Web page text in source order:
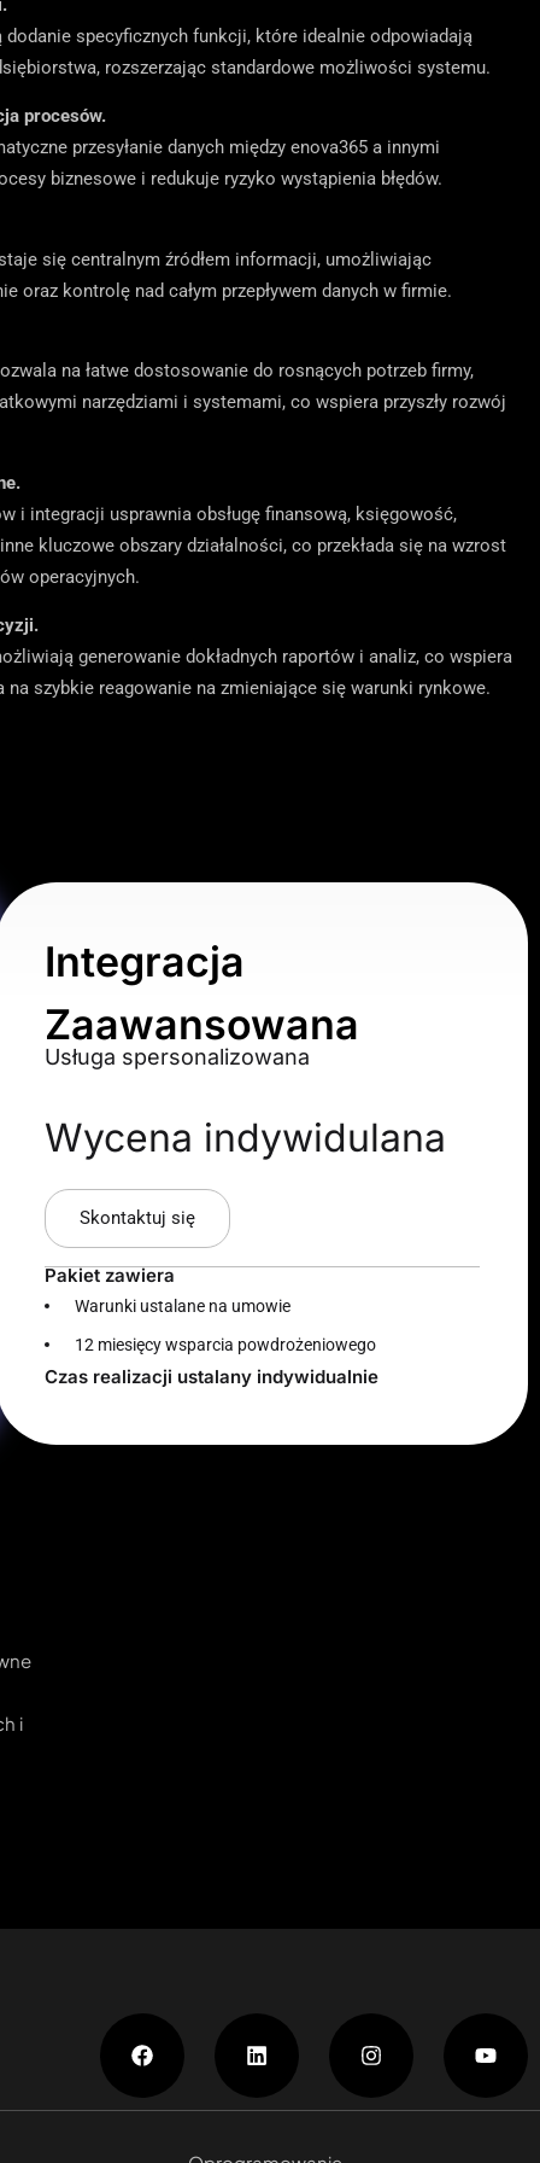
dodanie specyficznych funkcji, które idealnie odpowiadają
rozszerzając standardowe możliwości systemu.
procesów.
przesyłanie danych między enova365 a innymi
biznesowe i redukuje ryzyko wystąpienia błędów.
się centralnym źródłem informacji, umożliwiając
oraz kontrolę nad całym przepływem danych w firmie.
na łatwe dostosowanie do rosnących potrzeb firmy,
narzędziami i systemami, co wspiera przyszły rozwój
i integracji usprawnia obsługę finansową, księgowość,
kluczowe obszary działalności, co przekłada się na wzrost
operacyjnych.
generowanie dokładnych raportów i analiz, co wspiera
szybkie reagowanie na zmieniające się warunki rynkowe.
Integracja
Zaawansowana
Usługa spersonalizowana
Wycena indywidulana
Skontaktuj się
Pakiet zawiera
Warunki ustalane na umowie
12 miesięcy wsparcia powdrożeniowego
Czas realizacji ustalany indywidualnie​
i